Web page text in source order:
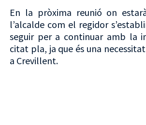
En la pròxima reunió on
l’alcalde com el regidor
seguir per a continuar amb la
citat pla, ja que és una
a Crevillent.